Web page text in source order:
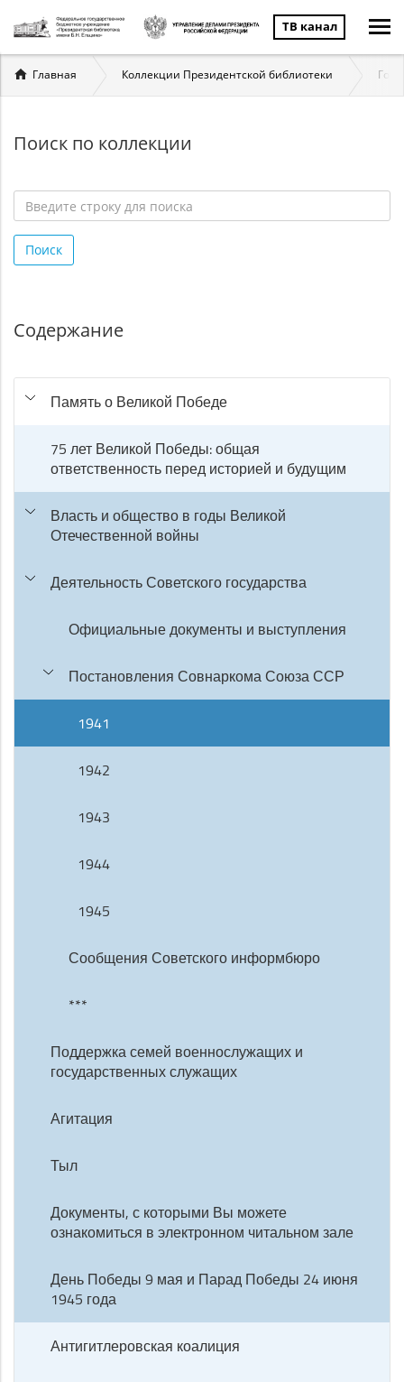
ТВ канал
Вы
здесь
Главная Коллекции Президентской библиотеки
Поиск по коллекции
строку
для
Поиск
Содержание
Память о Великой Победе
75 лет Великой Победы: общая
ответственность перед историей и будущим
Власть и общество в годы Великой
Отечественной войны
Деятельность Советского государства
Официальные документы и выступления
Постановления Совнаркома Союза ССР
1941
1942
1943
1944
1945
Сообщения Советского информбюро
***
Поддержка семей военнослужащих и
государственных служащих
Агитация
Тыл
Документы, с которыми Вы можете
ознакомиться в электронном читальном зале
День Победы 9 мая и Парад Победы 24 июня
1945 года
Антигитлеровская коалиция